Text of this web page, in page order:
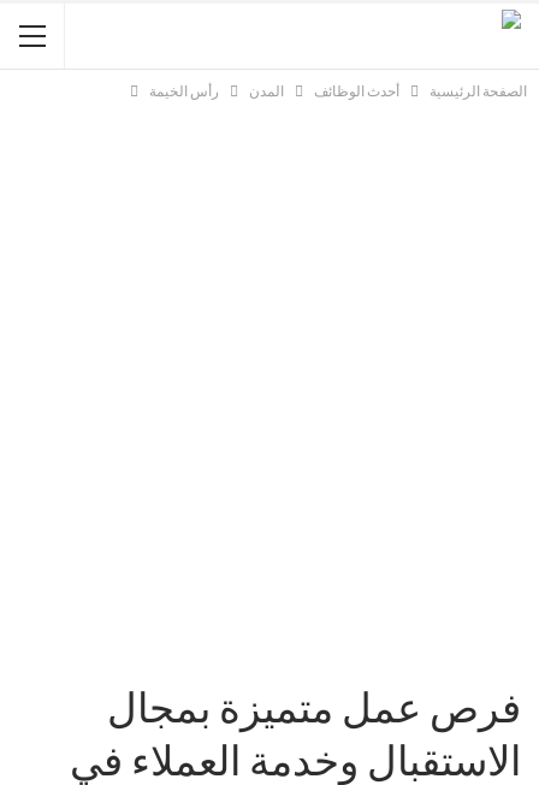
الصفحة الرئيسية أحدث الوظائف المدن رأس الخيمة
فرص عمل متميزة بمجال
الاستقبال وخدمة العملاء في